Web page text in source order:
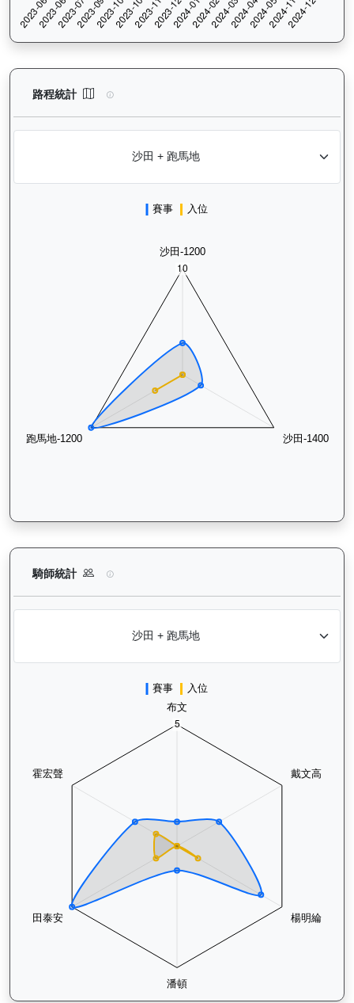
路程統計 炯炯有神（H341）— 路程統計分析：查看香港
騎師統計 炯炯有神（H341）— 騎師統計分析：查看各騎